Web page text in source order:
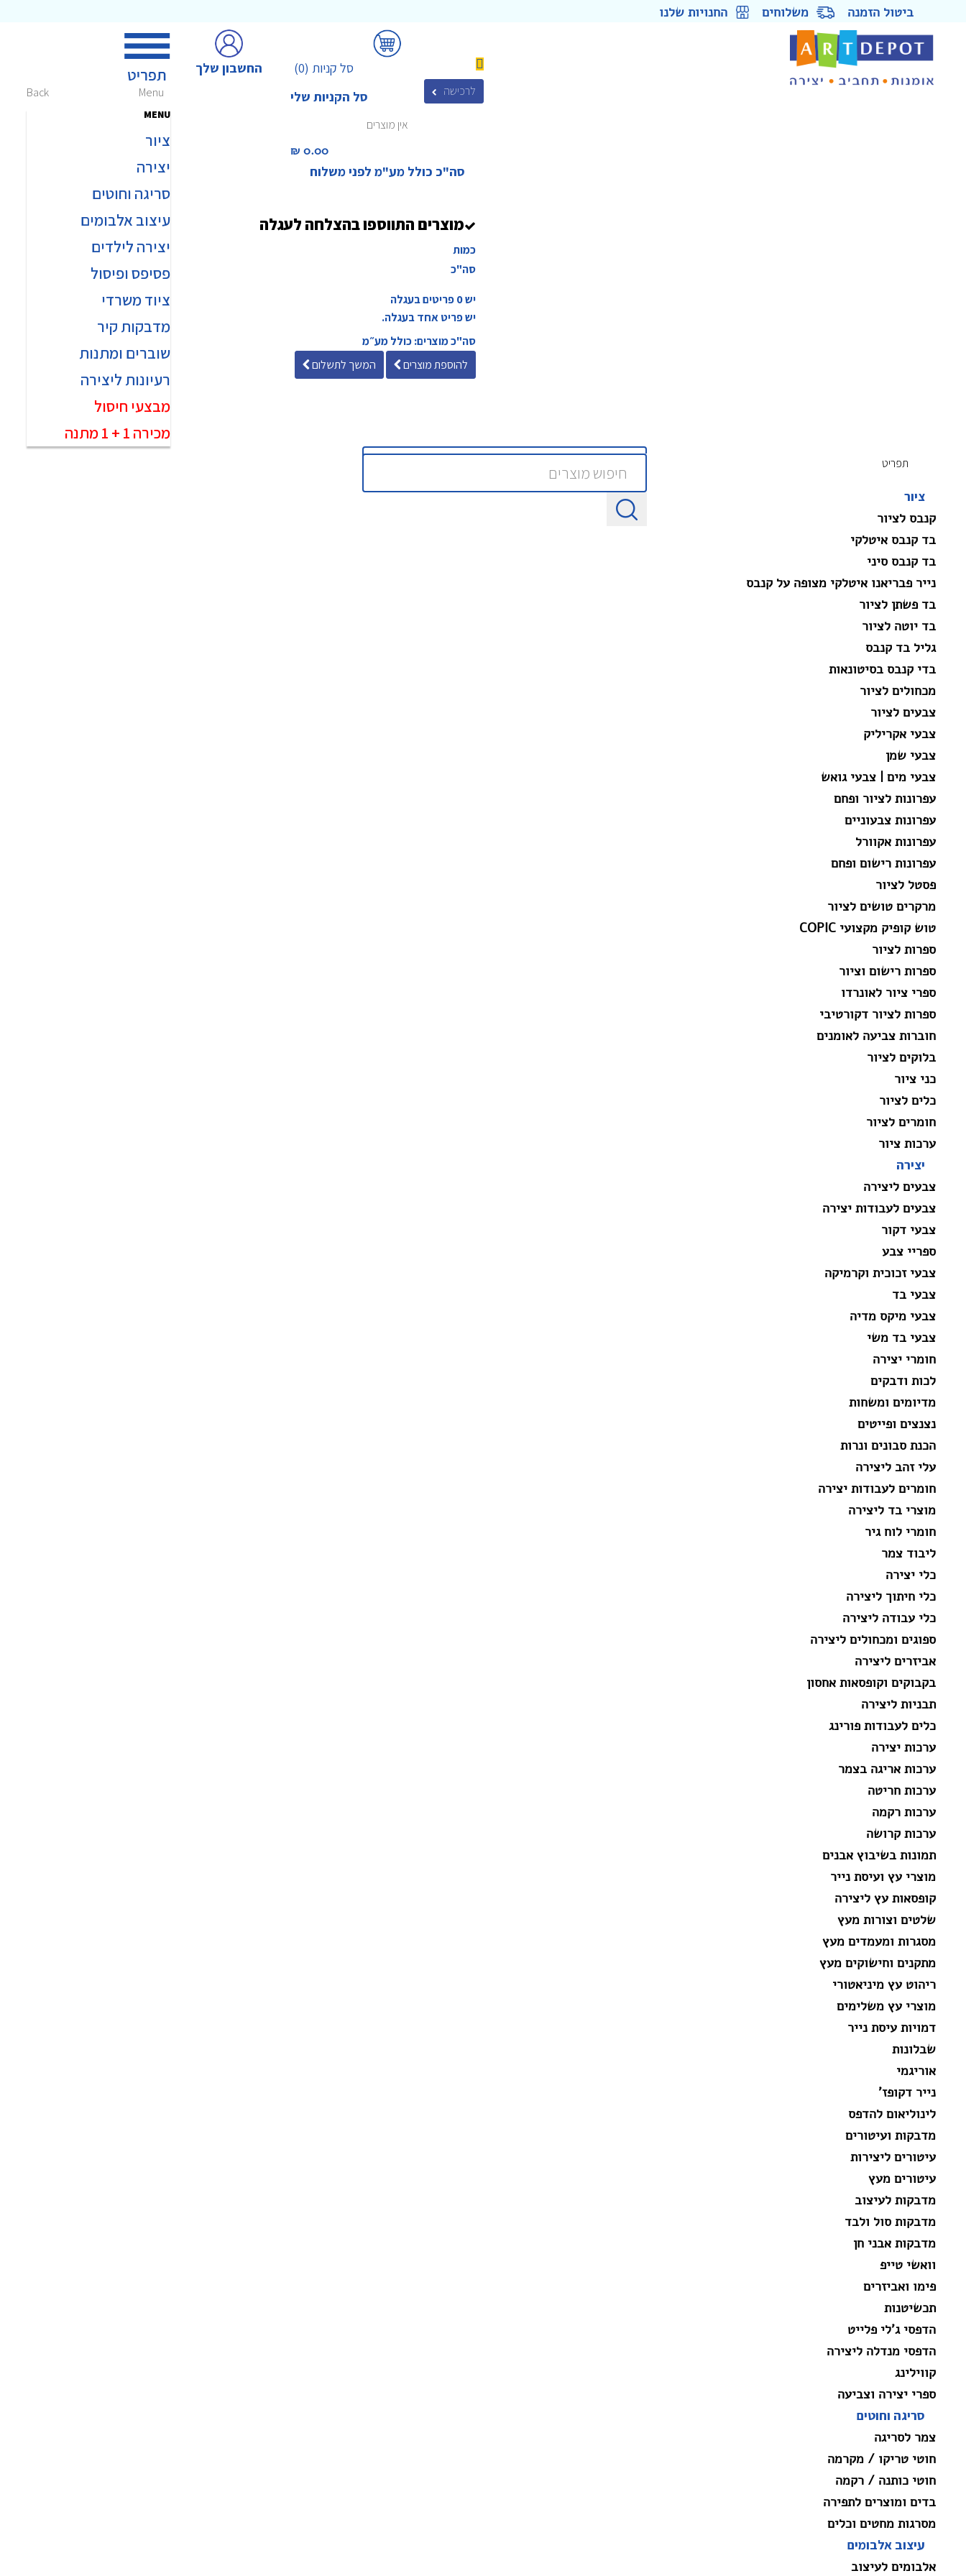
ביטול הזמנה משלוחים החנויות שלנו
Menu
Back
MENU
ציור
יצירה
סריגה וחוטים
עיצוב אלבומים
יצירה לילדים
פסיפס ופיסול
ציוד משרדי
מדבקות קיר
שוברים ומתנות
מבצעי חיסול
רעיונות ליצירה
מכירה 1 + 1 מתנה
החשבון שלך (0) סל קניות
סל הקניות שלי
לרכישה
אין מוצרים
0.00 ₪‎
סה"כ כולל מע"מ לפני משלוח
מוצרים התווספו בהצלחה לעגלה
כמות
סה"כ
יש0פריטים בעגלה
יש פריט אחד בעגלה.
סה"כ מוצרים: כולל מע״מ
להוספת מוצרים
המשך לתשלום
תפריט
ציור
קנבס לציור
בד קנבס איטלקי
בד קנבס סיני
נייר פבריאנו איטלקי מצופה על קנבס
בד פשתן לציור
בד יוטה לציור
גליל בד קנבס
בדי קנבס בסיטונאות
מכחולים לציור
צבעים לציור
צבעי אקריליק
צבעי שמן
צבעי מים | צבעי גואש
עפרונות לציור ופחם
עפרונות צבעוניים
עפרונות אקוורל
עפרונות רישום ופחם
פסטל לציור
מרקרים טושים לציור
טוש קופיק מקצועי COPIC
ספרות לציור
ספרות רישום וציור
ספרי ציור לאונרדו
ספרות לציור דקורטיבי
חוברות צביעה לאומנים
בלוקים לציור
כני ציור
כלים לציור
חומרים לציור
ערכות ציור
יצירה
צבעים ליצירה
צבעים לעבודות יצירה
צבעי דקור
ספריי צבע
צבעי זכוכית וקרמיקה
צבעי בד
צבעי מיקס מדיה
צבעי בד משי
חומרי יצירה
לכות ודבקים
מדיומים ומשחות
נצנצים ופייטים
הכנת סבונים ונרות
עלי זהב ליצירה
חומרים לעבודות יצירה
מוצרי בד ליצירה
חומרי לוח גיר
ליבוד צמר
כלי יצירה
כלי חיתוך ליצירה
כלי עבודה ליצירה
ספוגים ומכחולים ליצירה
אביזרים ליצירה
בקבוקים וקופסאות אחסון
תבניות ליצירה
כלים לעבודות פורינג
ערכות יצירה
ערכות אריגה בצמר
ערכות חריטה
ערכות רקמה
ערכות קרושה
תמונות בשיבוץ אבנים
מוצרי עץ ועיסת נייר
קופסאות עץ ליצירה
שלטים וצורות מעץ
מסגרות ומעמדים מעץ
מתקנים וחישוקים מעץ
ריהוט עץ מיניאטורי
מוצרי עץ משלימים
דמויות עיסת נייר
שבלונות
אוריגמי
נייר דקופז'
לינוליאום להדפס
מדבקות ועיטורים
עיטורים ליצירות
עיטורים מעץ
מדבקות לעיצוב
מדבקות סול ולבד
מדבקות אבני חן
וואשי טייפ
פימו ואביזרים
תכשיטנות
הדפסי ג'לי פלייט
הדפסי מנדלה ליצירה
קווילינג
ספרי יצירה וצביעה
סריגה וחוטים
צמר לסריגה
חוטי טריקו / מקרמה
חוטי כותנה / רקמה
בדים ומוצרים לתפירה
מסרגות מחטים וכלים
עיצוב אלבומים
אלבומים לעיצוב